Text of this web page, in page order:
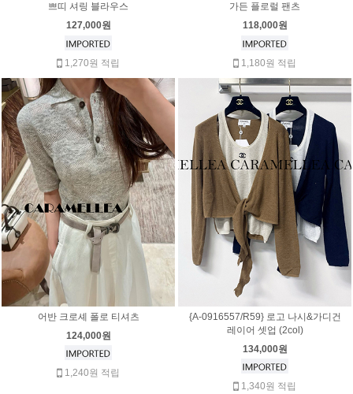
쁘띠 셔링 블라우스
127,000원
1,270원 적립
가든 플로럴 팬츠
118,000원
1,180원 적립
어반 크로셰 폴로 티셔츠
124,000원
1,240원 적립
{A-0916557/R59} 로고 나시&가디건
레이어 셋업 (2col)
134,000원
1,340원 적립